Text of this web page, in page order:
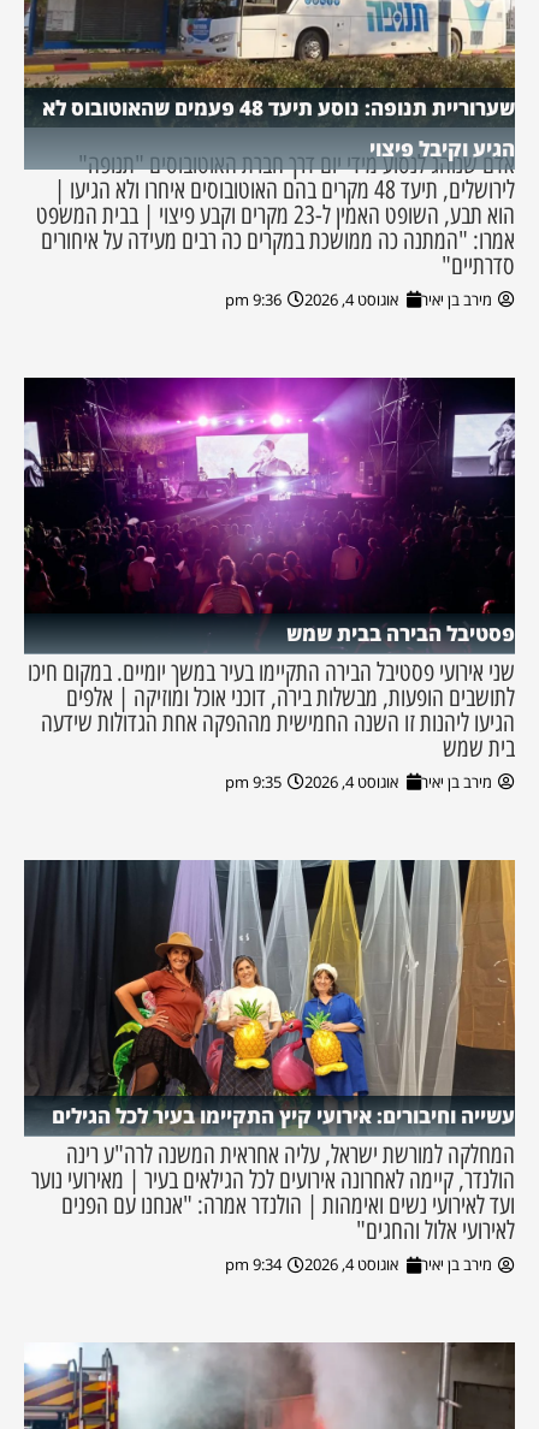
שערוריית תנופה: נוסע תיעד 48 פעמים שהאוטובוס לא
הגיע וקיבל פיצוי
אדם שנוהג לנסוע מידי יום דרך חברת האוטובוסים "תנופה"
לירושלים, תיעד 48 מקרים בהם האוטובוסים איחרו ולא הגיעו |
הוא תבע, השופט האמין ל-23 מקרים וקבע פיצוי | בבית המשפט
אמרו: "המתנה כה ממושכת במקרים כה רבים מעידה על איחורים
סדרתיים"
מירב בן יאיר אוגוסט 4, 2026 9:36 pm
פסטיבל הבירה בבית שמש
שני אירועי פסטיבל הבירה התקיימו בעיר במשך יומיים. במקום חיכו
לתושבים הופעות, מבשלות בירה, דוכני אוכל ומוזיקה | אלפים
הגיעו ליהנות זו השנה החמישית מההפקה אחת הגדולות שידעה
בית שמש
מירב בן יאיר אוגוסט 4, 2026 9:35 pm
עשייה וחיבורים: אירועי קיץ התקיימו בעיר לכל הגילים
המחלקה למורשת ישראל, עליה אחראית המשנה לרה"ע רינה
הולנדר, קיימה לאחרונה אירועים לכל הגילאים בעיר | מאירועי נוער
ועד לאירועי נשים ואימהות | הולנדר אמרה: "אנחנו עם הפנים
לאירועי אלול והחגים"
מירב בן יאיר אוגוסט 4, 2026 9:34 pm